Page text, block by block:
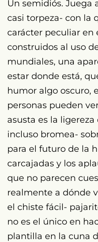
Un semidiós. Juega
casi torpeza- con la
carácter peculiar en
construidos al uso
mundiales, una
estar donde está,
humor algo oscuro,
personas pueden
asusta es la
incluso bromea-
para el futuro de la
carcajadas y los
que no parecen
realmente a dónde
el chiste fácil-
no es el único en
plantilla en la cuna